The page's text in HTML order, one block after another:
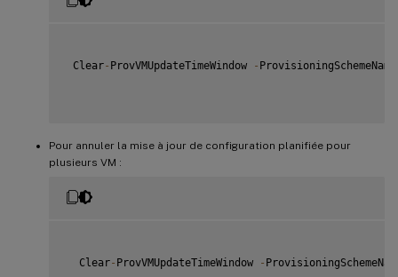
Clear- ProvVMUpdateTimeWindow -
Pour annuler la mise à jour de configuration planifiée pour
plusieurs VM :
  Clear
- ProvVMUpdateTimeWindow -